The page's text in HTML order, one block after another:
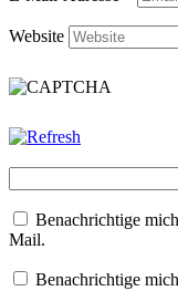
Website
Benachrichtige
Mail.
Benachrichtige